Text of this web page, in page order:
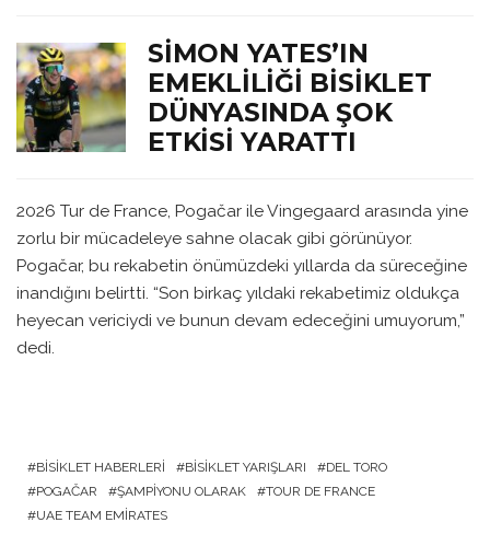
SIMON YATES’IN
EMEKLILIĞI BISIKLET
DÜNYASINDA ŞOK
ETKISI YARATTI
2026 Tur de France, Pogačar ile Vingegaard arasında yine
zorlu bir mücadeleye sahne olacak gibi görünüyor.
Pogačar, bu rekabetin önümüzdeki yıllarda da süreceğine
inandığını belirtti. “Son birkaç yıldaki rekabetimiz oldukça
heyecan vericiydi ve bunun devam edeceğini umuyorum,”
dedi.
BISIKLET HABERLERI BISIKLET YARIŞLARI
DEL TORO
POGAČAR
ŞAMPIYONU OLARAK
TOUR DE FRANCE
UAE TEAM EMIRATES